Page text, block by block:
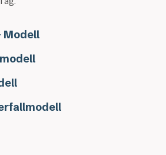
Modell